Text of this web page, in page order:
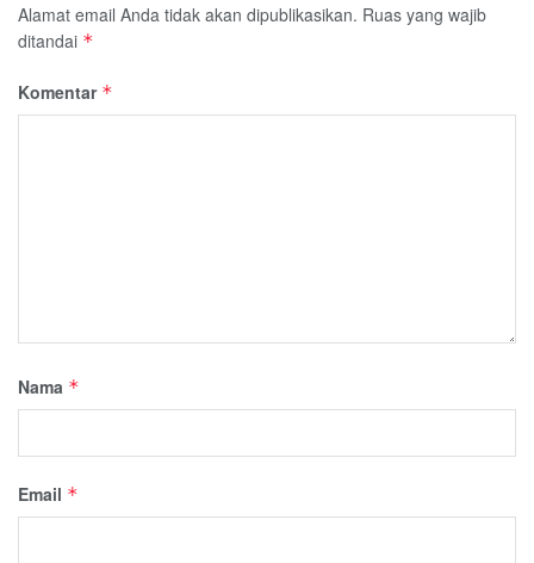
Alamat email Anda tidak akan dipublikasikan. Ruas yang wajib
ditandai *
Komentar *
Nama *
Email *